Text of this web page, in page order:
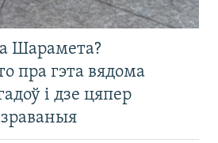
Шарамета?
пра гэта вядома
і дзе цяпер